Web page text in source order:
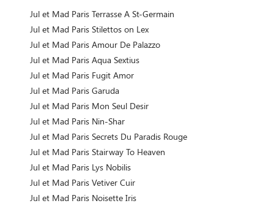
Jul et Mad Paris Terrasse A St-Germain
Jul et Mad Paris Stilettos on Lex
Jul et Mad Paris Amour De Palazzo
Jul et Mad Paris Aqua Sextius
Jul et Mad Paris Fugit Amor
Jul et Mad Paris Garuda
Jul et Mad Paris Mon Seul Desir
Jul et Mad Paris Nin-Shar
Jul et Mad Paris Secrets Du Paradis Rouge
Jul et Mad Paris Stairway To Heaven
Jul et Mad Paris Lys Nobilis
Jul et Mad Paris Vetiver Cuir
Jul et Mad Paris Noisette Iris